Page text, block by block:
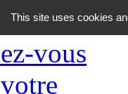
08 59
vous
This site uses cookies